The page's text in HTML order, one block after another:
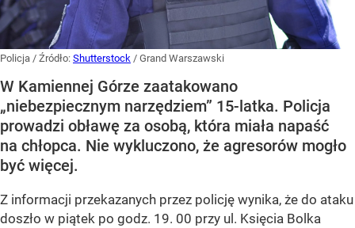
Policja / Źródło: Shutterstock / Grand Warszawski
W Kamiennej Górze zaatakowano
„niebezpiecznym narzędziem” 15-latka. Policja
prowadzi obławę za osobą, która miała napaść
na chłopca. Nie wykluczono, że agresorów mogło
być więcej.
Z informacji przekazanych przez policję wynika, że do ataku
doszło w piątek po godz. 19. 00 przy ul. Księcia Bolka